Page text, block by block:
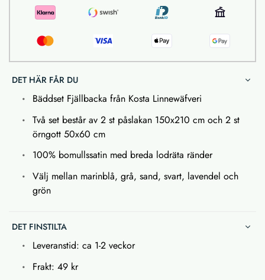
DET HÄR FÅR DU
Bäddset Fjällbacka från Kosta Linnewäfveri
Två set består av 2 st påslakan 150x210 cm och 2 st
örngott 50x60 cm
100% bomullssatin med breda lodräta ränder
Välj mellan marinblå, grå, sand, svart, lavendel och
grön
DET FINSTILTA
Leveranstid: ca 1-2 veckor
Frakt: 49 kr